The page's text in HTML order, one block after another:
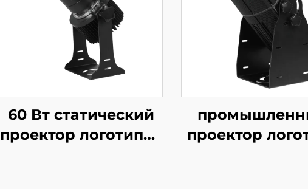
60 Вт статический
проектор логотипов
проектор